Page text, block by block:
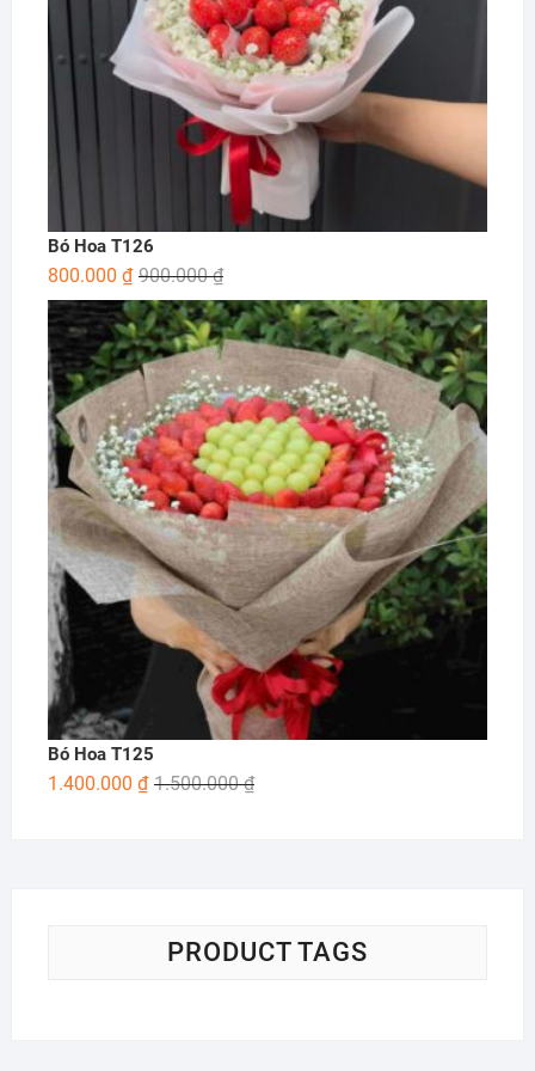
Bó Hoa T126
900.000₫
800.000 ₫
Bó Hoa T125
1.500.000₫
1.400.000 ₫
PRODUCT TAGS